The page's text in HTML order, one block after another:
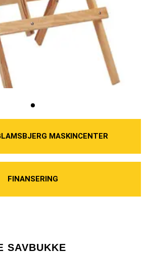
MASKINCENTER
FINANSERING
SAVBUKKE